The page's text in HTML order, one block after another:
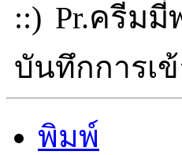
Pr.ครีมมี่
บันทึกการเ
พิมพ์